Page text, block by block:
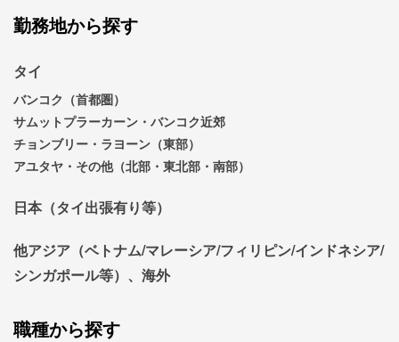
勤務地から探す
タイ
バンコク（首都圏）
サムットプラーカーン・バンコク近郊
チョンブリー・ラヨーン（東部）
アユタヤ・その他（北部・東北部・南部）
日本（タイ出張有り等）
他アジア（ベトナム/マレーシア/フィリピン/インドネシア/
シンガポール等）、海外
職種から探す